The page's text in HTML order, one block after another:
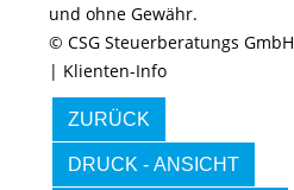
und ohne Gewähr.
© CSG Steuerberatungs GmbH
| Klienten-Info
ZURÜCK
DRUCK - ANSICHT